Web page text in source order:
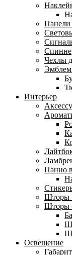
Панели
Чехлы
Интерьер
Панно
Шторы
Шторы
Освещение